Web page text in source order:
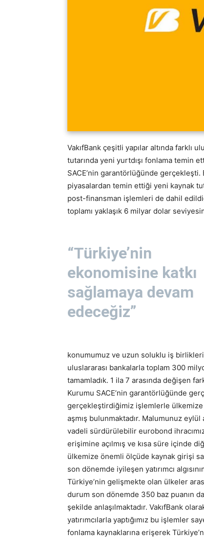
VakıfBank çeşitli yapılar altında farklı
tutarında yeni yurtdışı fonlama temin
SACE’nin garantörlüğünde gerçekleşti.
piyasalardan temin ettiği yeni kaynak
post-finansman işlemleri de dahil
toplamı yaklaşık 6 milyar dolar
“Türkiye’nin
ekonomisine katkı
sağlamaya devam
edeceğiz”
konumumuz ve uzun soluklu iş
uluslararası bankalarla toplam 300
tamamladık. 1 ila 7 arasında değişen
Kurumu SACE’nin garantörlüğünde
gerçekleştirdiğimiz işlemlerle
aşmış bulunmaktadır. Malumunuz eylül
vadeli sürdürülebilir eurobond
erişimine açılmış ve kısa süre içinde
ülkemize önemli ölçüde kaynak girişi
son dönemde iyileşen yatırımcı
Türkiye’nin gelişmekte olan ülkeler
durum son dönemde 350 baz puanın
şekilde anlaşılmaktadır. VakıfBank
yatırımcılarla yaptığımız bu işlemler
fonlama kaynaklarına erişerek